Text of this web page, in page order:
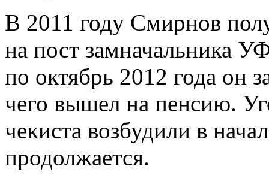
В 2011 году Смирнов
на пост замначальника
по октябрь 2012 года он
чего вышел на пенсию.
чекиста возбудили в
продолжается.